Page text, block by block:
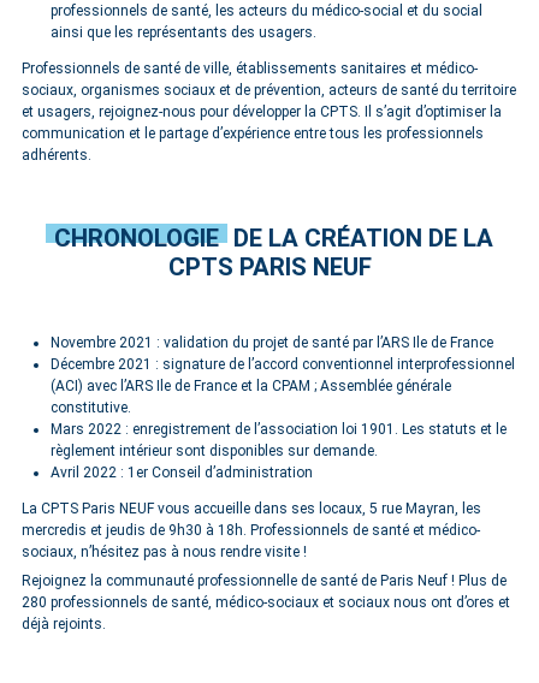
professionnels de santé, les acteurs du médico-social et du social
ainsi que les représentants des usagers.
Professionnels de santé de ville, établissements sanitaires et médico-
sociaux, organismes sociaux et de prévention, acteurs de santé du territoire
et usagers, rejoignez-nous pour développer la CPTS. Il s’agit d’optimiser la
communication et le partage d’expérience entre tous les professionnels
adhérents.
CHRONOLOGIE DE LA CRÉATION DE LA
CPTS PARIS NEUF
Novembre 2021 : validation du projet de santé par l’ARS Ile de France
Décembre 2021 : signature de l’accord conventionnel interprofessionnel
(ACI) avec l’ARS Ile de France et la CPAM ; Assemblée générale
constitutive.
Mars 2022 : enregistrement de l’association loi 1901. Les statuts et le
règlement intérieur sont disponibles sur demande.
Avril 2022 : 1er Conseil d’administration
La CPTS Paris NEUF vous accueille dans ses locaux, 5 rue Mayran, les
mercredis et jeudis de 9h30 à 18h. Professionnels de santé et médico-
sociaux, n’hésitez pas à nous rendre visite !
Rejoignez la communauté professionnelle de santé de Paris Neuf ! Plus de
280 professionnels de santé, médico-sociaux et sociaux nous ont d’ores et
déjà rejoints.